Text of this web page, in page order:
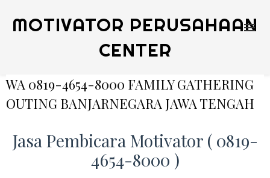
MOTIVATOR PERUSAHAAN
CENTER
WA 0819-4654-8000 FAMILY GATHERING
OUTING BANJARNEGARA JAWA TENGAH
Jasa Pembicara Motivator ( 0819-
4654-8000 )